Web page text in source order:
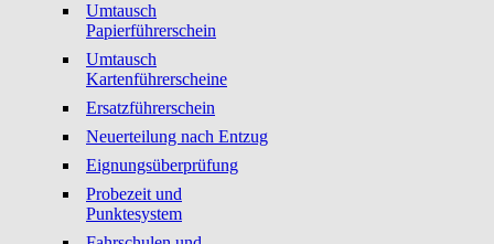
Umtausch
Papierführerschein
Umtausch
Kartenführerscheine
Ersatzführerschein
Neuerteilung nach Entzug
Eignungsüberprüfung
Probezeit und
Punktesystem